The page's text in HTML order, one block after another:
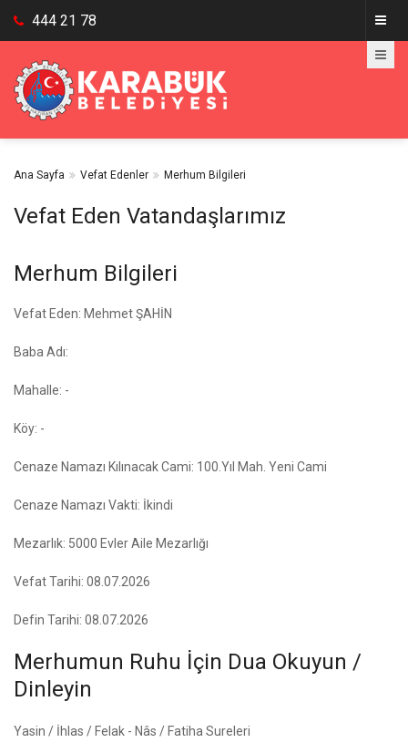
444 21 78
Ana Sayfa Vefat Edenler Merhum Bilgileri
Vefat Eden Vatandaşlarımız
Merhum Bilgileri
Vefat Eden: Mehmet ŞAHİN
Baba Adı:
Mahalle: -
Köy: -
Cenaze Namazı Kılınacak Cami: 100.Yıl Mah. Yeni Cami
Cenaze Namazı Vakti: İkindi
Mezarlık: 5000 Evler Aile Mezarlığı
Vefat Tarihi: 08.07.2026
Defin Tarihi: 08.07.2026
Merhumun Ruhu İçin Dua Okuyun /
Dinleyin
Yasin / İhlas / Felak - Nâs / Fatiha Sureleri